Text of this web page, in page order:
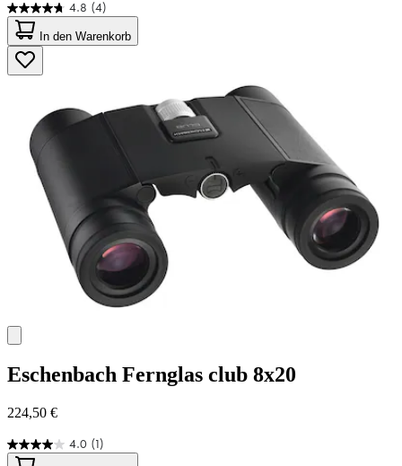
4.8 (4)
4.8
von
5
Sternen.
4
In den Warenkorb
Eschenbach Fernglas club 8x20
224,50 €
4.0 (1)
4.0